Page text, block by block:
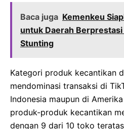
Baca juga Kemenkeu
untuk Daerah Berprestasi
Stunting
Kategori produk kecantikan
mendominasi transaksi di
Indonesia maupun di
produk-produk kecantikan
dengan 9 dari 10 toko